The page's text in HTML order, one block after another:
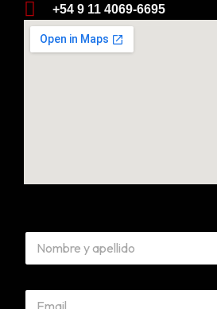
+54 9 11 4069-6695